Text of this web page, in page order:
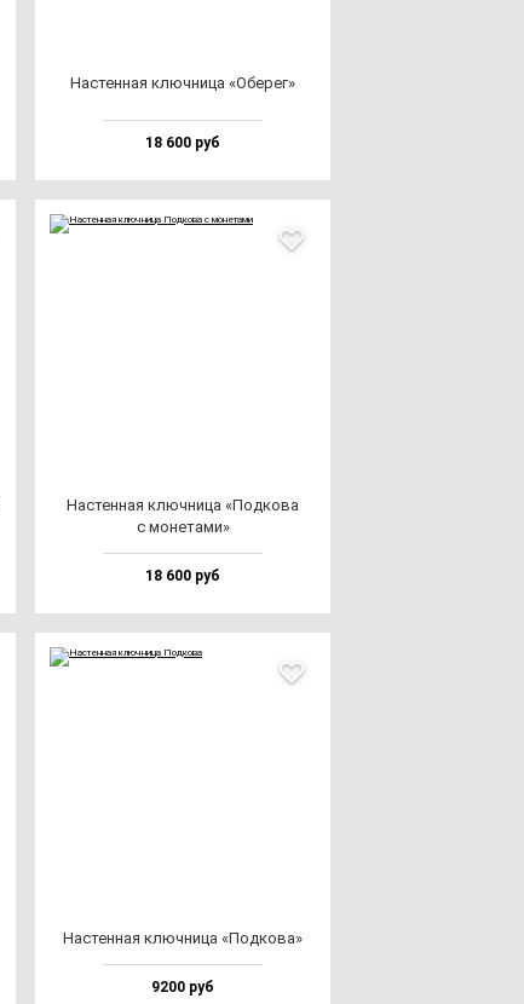
Нас­тен­ная ключ­ни­ца «Обе­рег»
18 600 руб
Нас­тен­ная ключ­ни­ца «Под­ко­ва
с мо­не­та­ми»
18 600 руб
Нас­тен­ная ключ­ни­ца «Под­ко­ва»
9200 руб